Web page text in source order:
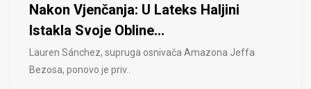
Nakon Vjenčanja: U Lateks Haljini
Istakla Svoje Obline...
Lauren Sánchez, supruga osnivača Amazona Jeffa
Bezosa, ponovo je priv..